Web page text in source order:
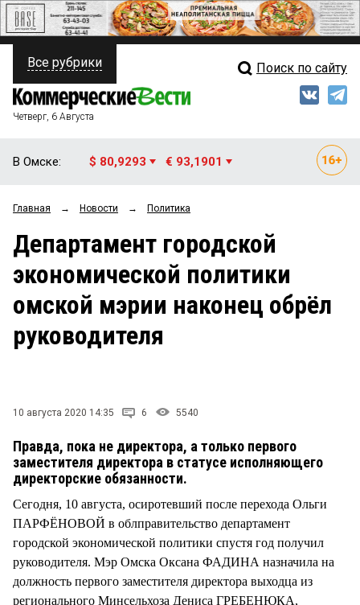
ПОЛИТИКА
ФИНАНСЫ
ОБЩЕСТВО
ЗАКОН
Свежий выпуск
Рейтинги
Блоги
Архив
Все рубрики Поиск по сайту
Четверг, 6 Августа
В Омске: $ 80,9293 € 93,1901
Главная → Новости → Политика
Департамент городской
экономической политики
омской мэрии наконец обрёл
руководителя
10 августа 2020 14:35 6 5540
Правда, пока не директора, а только первого
заместителя директора в статусе исполняющего
директорские обязанности.
Сегодня, 10 августа, осиротевший после перехода Ольги
ПАРФЁНОВОЙ в облправительство департамент
городской экономической политики спустя год получил
руководителя. Мэр Омска Оксана ФАДИНА назначила на
должность первого заместителя директора выходца из
регионального Минсельхоза Дениса ГРЕБЕНЮКА,